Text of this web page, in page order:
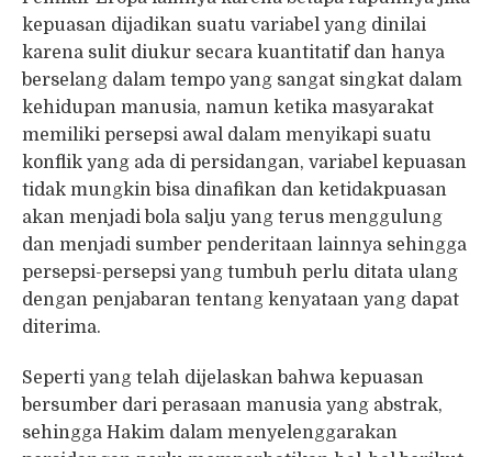
kepuasan dijadikan suatu variabel yang dinilai
karena sulit diukur secara kuantitatif dan hanya
berselang dalam tempo yang sangat singkat dalam
kehidupan manusia, namun ketika masyarakat
memiliki persepsi awal dalam menyikapi suatu
konflik yang ada di persidangan, variabel kepuasan
tidak mungkin bisa dinafikan dan ketidakpuasan
akan menjadi bola salju yang terus menggulung
dan menjadi sumber penderitaan lainnya sehingga
persepsi-persepsi yang tumbuh perlu ditata ulang
dengan penjabaran tentang kenyataan yang dapat
diterima.
Seperti yang telah dijelaskan bahwa kepuasan
bersumber dari perasaan manusia yang abstrak,
sehingga Hakim dalam menyelenggarakan